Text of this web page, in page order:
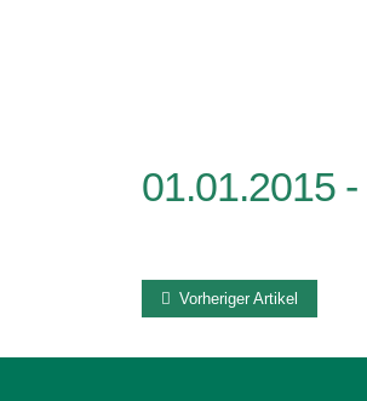
01.01.2015 -
Vorheriger Artikel